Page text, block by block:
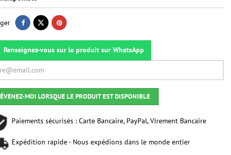
Renseignez-vous sur le produit sur WhatsApp
MOI LORSQUE LE PRODUIT EST DISPONIBLE
Paiements sécurisés : Carte Bancaire, PayPal, Virement Bancaire
Expédition rapide - Nous expédions dans le monde entier